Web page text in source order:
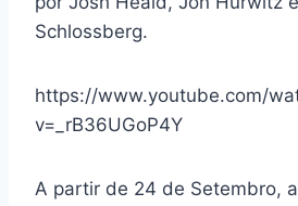
Schlossberg.
https://www.youtube.com/
v=_rB36UGoP4Y
A partir de 24 de Setembro,